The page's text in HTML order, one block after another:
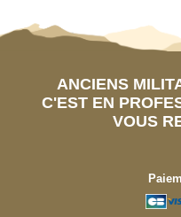
ANCIENS
C'EST EN
VOUS